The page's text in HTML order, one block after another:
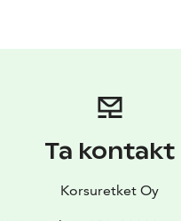
Ta kontakt
Korsuretket Oy